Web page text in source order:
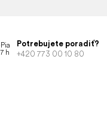
Potrebujete poradiť?
+420 773 00 10 80